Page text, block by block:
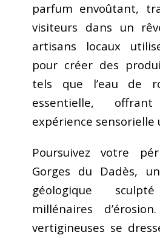
parfum envoûtant,
visiteurs dans un
artisans locaux
pour créer des
tels que l’eau de
essentielle,
expérience sensorielle
Poursuivez votre
Gorges du Dadès,
géologique
millénaires
vertigineuses se